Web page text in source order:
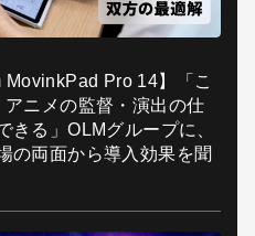
MovinkPad Pro 14】「こ
アニメの監督・演出の仕
きる」OLMグループに、
の両面から導入効果を聞